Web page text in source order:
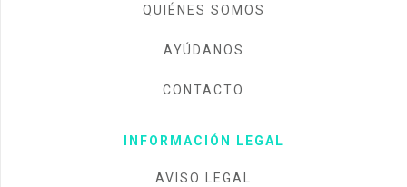
QUIÉNES SOMOS
AYÚDANOS
CONTACTO
INFORMACIÓN LEGAL
AVISO LEGAL